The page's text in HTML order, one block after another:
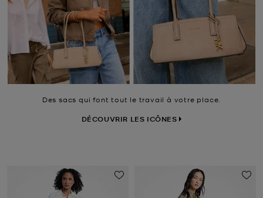
Des sacs qui font tout le travail à votre place.
DÉCOUVRIR LES ICÔNES